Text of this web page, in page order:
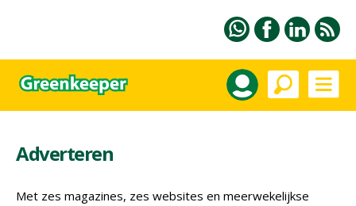
Adverteren
Met zes magazines, zes websites en meerwekelijkse